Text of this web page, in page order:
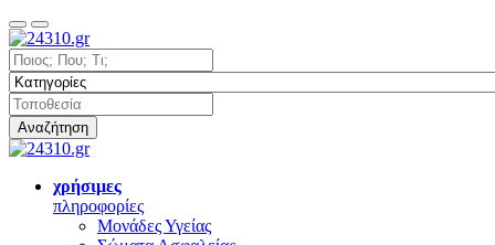
Αναζήτηση
χρήσιμες
πληροφορίες
Μονάδες Υγείας